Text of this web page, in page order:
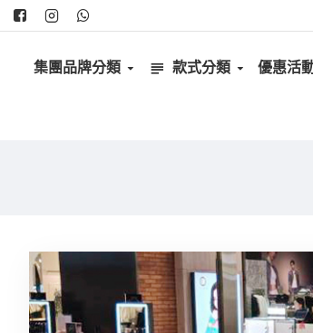
集團品牌分類 款式分類 優惠活